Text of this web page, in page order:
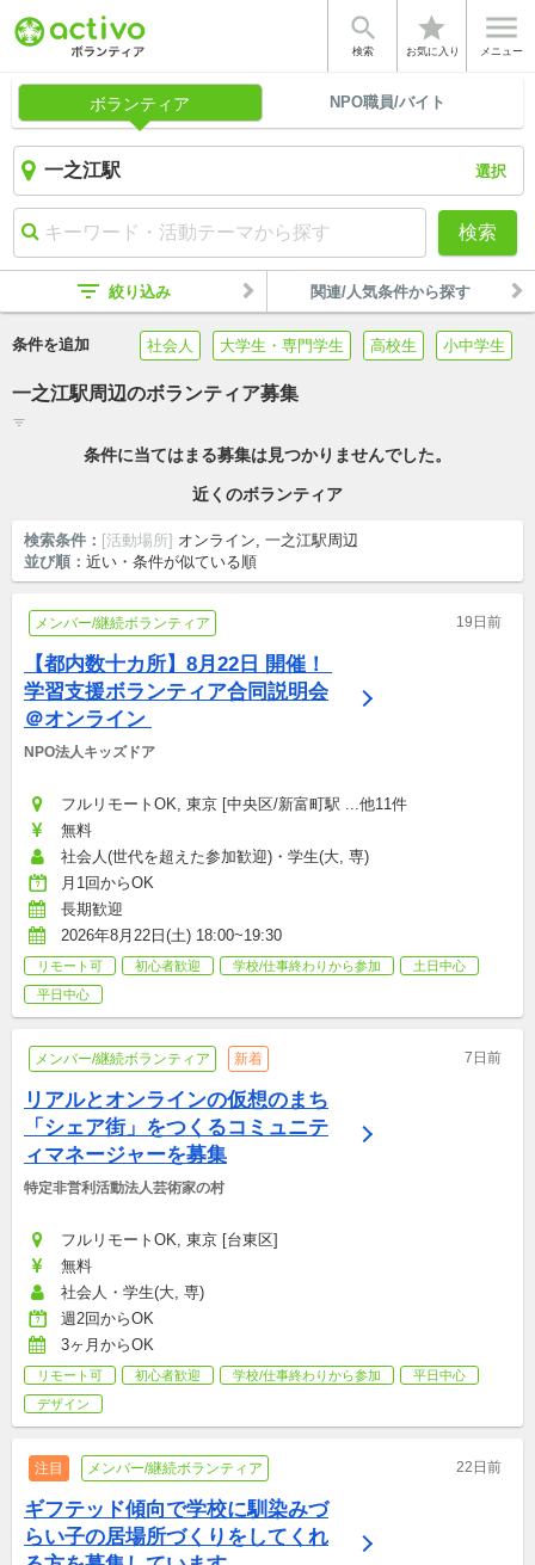

検索
star
お気に入り

メニュー
ボランティア NPO職員/バイト
選択
検索
filter_list 絞り込み 関連/人気条件から探す
条件を追加 社会人 大学生・専門学生 高校生 小中学生
一之江駅周辺のボランティア募集
filter_list
条件に当てはまる募集は見つかりませんでした。
近くのボランティア
検索条件： [活動場所] オンライン, 一之江駅周辺
並び順： 近い・条件が似ている順
メンバー/継続ボランティア 19日前
【都内数十カ所】8月22日 開催！
学習支援ボランティア合同説明会
NPO法人キッズドア
フルリモートOK, 東京 [中央区/新富町駅 ...他11件
無料
社会人(世代を超えた参加歓迎)・学生(大, 専)
月1回からOK
長期歓迎
2026年8月22日(土) 18:00~19:30
リモート可 初心者歓迎 学校/仕事終わりから参加
土日中心
平日中心
メンバー/継続ボランティア 新着 7日前
リアルとオンラインの仮想のまち
「シェア街」をつくるコミュニテ
ィマネージャーを募集
特定非営利活動法人芸術家の村
フルリモートOK, 東京 [台東区]
無料
社会人・学生(大, 専)
週2回からOK
3ヶ月からOK
リモート可 初心者歓迎 学校/仕事終わりから参加
平日中心
デザイン
注目 メンバー/継続ボランティア 22日前
ギフテッド傾向で学校に馴染みづ
らい子の居場所づくりをしてくれ